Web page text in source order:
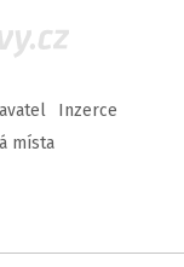
Inzerce
místa